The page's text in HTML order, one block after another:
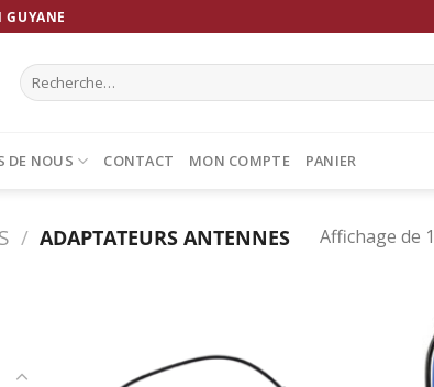
GUYANE
Recherche
pour :
DE NOUS CONTACT MON COMPTE PANIER
/ ADAPTATEURS ANTENNES Affichage de